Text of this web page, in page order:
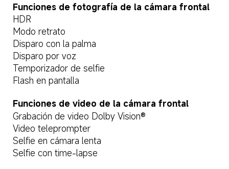
Funciones de fotografía de la cámara frontal
HDR
Modo retrato
Disparo con la palma
Disparo por voz
Temporizador de selfie
Flash en pantalla
Funciones de video de la cámara frontal
Grabación de video Dolby Vision®
Video teleprompter
Selfie en cámara lenta
Selfie con time-lapse